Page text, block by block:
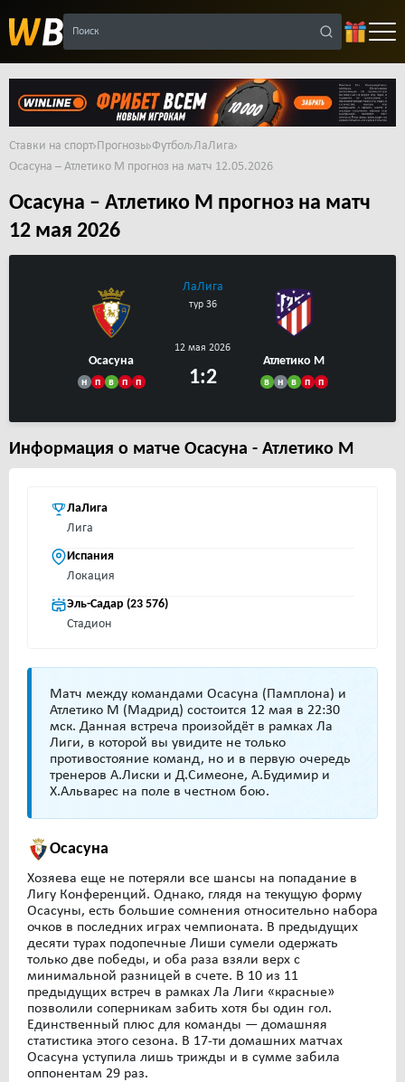
Поиск
Ставки на спорт Прогнозы Футбол ЛаЛига
Осасуна – Атлетико М прогноз на матч 12.05.2026
Осасуна – Атлетико М прогноз на матч
12 мая 2026
Осасуна
н п в п п
ЛаЛига
тур 36
12 мая 2026
1:2
Атлетико М
в н в п п
Информация о матче Осасуна - Атлетико М
ЛаЛига
Лига
Испания
Локация
Эль-Садар (23 576)
Стадион
Матч между командами Осасуна (Памплона) и
Атлетико М (Мадрид) состоится 12 мая в 22:30
мск. Данная встреча произойдёт в рамках Ла
Лиги, в которой вы увидите не только
противостояние команд, но и в первую очередь
тренеров А.Лиски и Д.Симеоне, А.Будимир и
Х.Альварес на поле в честном бою.
Осасуна
Хозяева еще не потеряли все шансы на попадание в
Лигу Конференций. Однако, глядя на текущую форму
Осасуны, есть большие сомнения относительно набора
очков в последних играх чемпионата. В предыдущих
десяти турах подопечные Лиши сумели одержать
только две победы, и оба раза взяли верх с
минимальной разницей в счете. В 10 из 11
предыдущих встреч в рамках Ла Лиги «красные»
позволили соперникам забить хотя бы один гол.
Единственный плюс для команды — домашняя
статистика этого сезона. В 17-ти домашних матчах
Осасуна уступила лишь трижды и в сумме забила
оппонентам 29 раз.